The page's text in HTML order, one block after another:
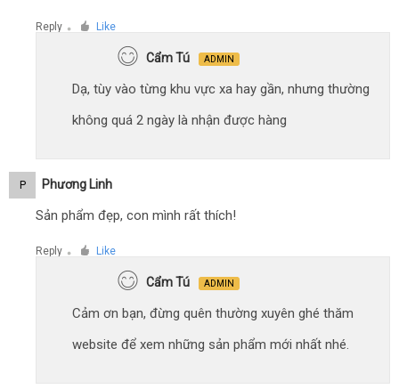
Reply ● Like
Cẩm Tú ADMIN
Dạ, tùy vào từng khu vực xa hay gần, nhưng thường
không quá 2 ngày là nhận được hàng
P Phương Linh
Sản phẩm đẹp, con mình rất thích!
Reply ● Like
Cẩm Tú ADMIN
Cảm ơn bạn, đừng quên thường xuyên ghé thăm
website để xem những sản phẩm mới nhất nhé.